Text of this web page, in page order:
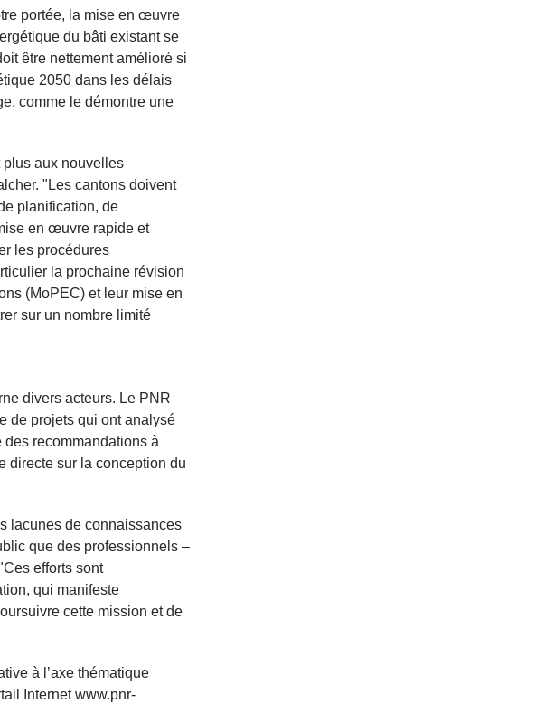
portée, la mise en œuvre
du bâti existant se
être nettement amélioré si
2050 dans les délais
comme le démontre une
aux nouvelles
"Les cantons doivent
planification, de
en œuvre rapide et
les procédures
la prochaine révision
(MoPEC) et leur mise en
sur un nombre limité
divers acteurs. Le PNR
de projets qui ont analysé
recommandations à
directe sur la conception du
lacunes de connaissances
que des professionnels –
efforts sont
qui manifeste
cette mission et de
à l’axe thématique
Internet www.pnr-